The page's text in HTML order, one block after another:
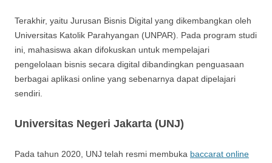
Terakhir, yaitu Jurusan Bisnis Digital yang dikembangkan oleh
Universitas Katolik Parahyangan (UNPAR). Pada program studi
ini, mahasiswa akan difokuskan untuk mempelajari
pengelolaan bisnis secara digital dibandingkan penguasaan
berbagai aplikasi online yang sebenarnya dapat dipelajari
sendiri.
Universitas Negeri Jakarta (UNJ)
Pada tahun 2020, UNJ telah resmi membuka baccarat online